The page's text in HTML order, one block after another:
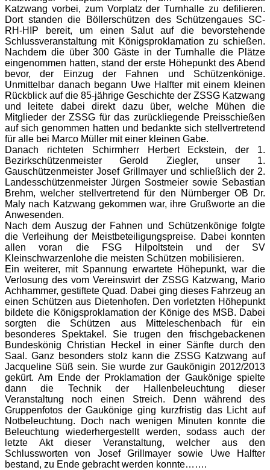
Katzwang vorbei, zum Vorplatz der Turnhalle zu defilieren.
Dort standen die Böllerschützen des Schützengaues SC-
RH-HIP bereit, um einen Salut auf die bevorstehende
Schlussveranstaltung mit Königsproklamation zu schießen.
Nachdem die über 300 Gäste in der Turnhalle die Plätze
eingenommen hatten, stand der erste Höhepunkt des Abend
bevor, der Einzug der Fahnen und Schützenkönige.
Unmittelbar danach begann Uwe Halfter mit einem kleinen
Rückblick auf die 85-jährige Geschichte der ZSSG Katzwang
und leitete dabei direkt dazu über, welche Mühen die
Mitglieder der ZSSG für das zurückliegende Preisschießen
auf sich genommen hatten und bedankte sich stellvertretend
für alle bei Marco Müller mit einer kleinen Gabe.
Danach richteten Schirmherr Herbert Eckstein, der 1.
Bezirkschützenmeister Gerold Ziegler, unser 1.
Gauschützenmeister Josef Grillmayer und schließlich der 2.
Landesschützenmeister Jürgen Sostmeier sowie Sebastian
Brehm, welcher stellvertretend für den Nürnberger OB Dr.
Maly nach Katzwang gekommen war, ihre Grußworte an die
Anwesenden.
Nach dem Auszug der Fahnen und Schützenkönige folgte
die Verleihung der Meistbeteiligungspreise. Dabei konnten
allen voran die FSG Hilpoltstein und der SV
Kleinschwarzenlohe die meisten Schützen mobilisieren.
Ein weiterer, mit Spannung erwartete Höhepunkt, war die
Verlosung des vom Vereinswirt der ZSSG Katzwang, Mario
Achhammer, gestiftete Quad. Dabei ging dieses Fahrzeug an
einen Schützen aus Dietenhofen. Den vorletzten Höhepunkt
bildete die Königsproklamation der Könige des MSB. Dabei
sorgten die Schützen aus Mitteleschenbach für ein
besonderes Spektakel. Sie trugen den frischgebackenen
Bundeskönig Christian Heckel in einer Sänfte durch den
Saal. Ganz besonders stolz kann die ZSSG Katzwang auf
Jacqueline Süß sein. Sie wurde zur Gaukönigin 2012/2013
gekürt. Am Ende der Proklamation der Gaukönige spielte
dann die Technik der Hallenbeleuchtung dieser
Veranstaltung noch einen Streich. Denn während des
Gruppenfotos der Gaukönige ging kurzfristig das Licht auf
Notbeleuchtung. Doch nach wenigen Minuten konnte die
Beleuchtung wiederhergestellt werden, sodass auch der
letzte Akt dieser Veranstaltung, welcher aus den
Schlussworten von Josef Grillmayer sowie Uwe Halfter
bestand, zu Ende gebracht werden konnte…….